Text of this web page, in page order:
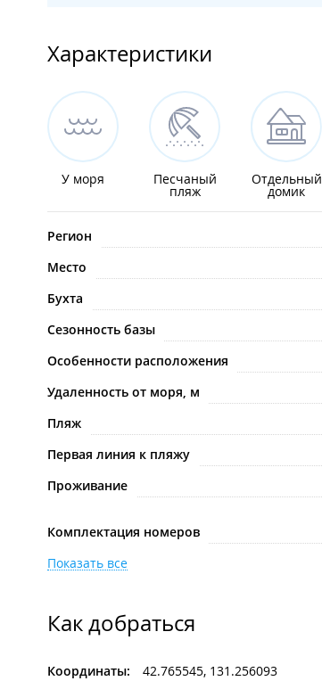
Характеристики
У моря Песчаный
пляж
Отдельный
домик
Регион
Место
Бухта
Сезонность базы
Особенности расположения
Удаленность от моря, м
Пляж
Первая линия к пляжу
Проживание
Комплектация номеров
Показать все
Как добраться
Координаты:
42.765545, 131.256093